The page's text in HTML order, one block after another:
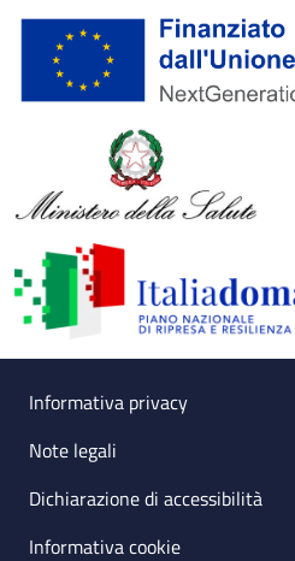
Small prints
Useful links section
Informativa privacy
Note legali
Dichiarazione di accessibilità
Informativa cookie